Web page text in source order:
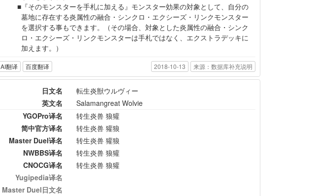
『そのモンスターを手札に加える』モンスター効果の対象として、自分の
墓地に存在する炎属性の融合・シンクロ・エクシーズ・リンクモンスター
を選択する事もできます。（その場合、対象とした炎属性の融合・シンク
ロ・エクシーズ・リンクモンスターは手札ではなく、エクストラデッキに
加えます。）
AI翻译 百度翻译 2018-10-13 来源：数据库补充说明
日文名
転生炎獣ウルヴィー
英文名
Salamangreat Wolvie
YGOPro译名
转生炎兽 狼獾
简中官方译名
转生炎兽 獾狼
Master Duel译名
转生炎兽 獾狼
NWBBS译名
转生炎兽 狼獾
CNOCG译名
转生炎兽 狼獾
Yugipedia译名
Master Duel日文名